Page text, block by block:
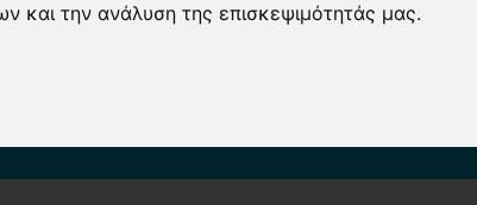
και την ανάλυση της επισκεψιμότητάς μας.